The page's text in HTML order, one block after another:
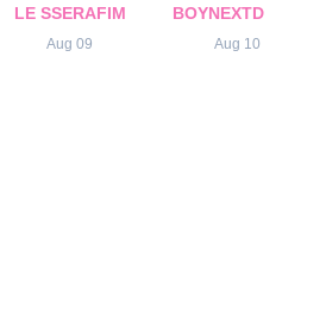
LE SSERAFIM
Aug 09
BOYNEXTDOOR
Aug 10